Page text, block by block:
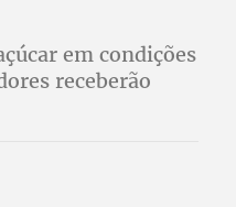
em condições
receberão